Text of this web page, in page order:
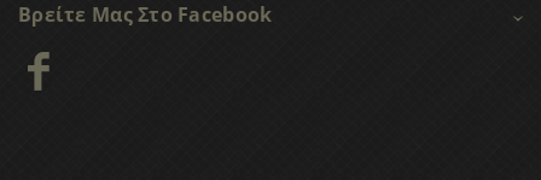
Βρείτε Μας Στο Facebook